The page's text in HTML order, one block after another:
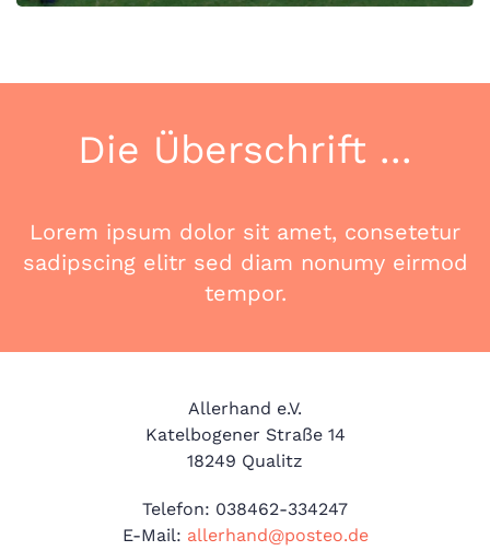
Die Überschrift ...
Lorem ipsum dolor sit amet, consetetur
sadipscing elitr sed diam nonumy eirmod
tempor.
​Allerhand e.V.
Katelbogener Straße 14
18249 Qualitz
Telefon: 038462-334247
E-Mail: allerhand@posteo.de